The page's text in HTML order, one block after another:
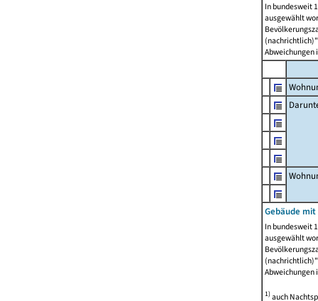
In bundesweit
ausgewählt
Abweichungen
Gebäude
In bundesweit
ausgewählt
Abweichungen
1)auch